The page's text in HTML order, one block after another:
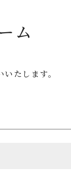
ム
たします。